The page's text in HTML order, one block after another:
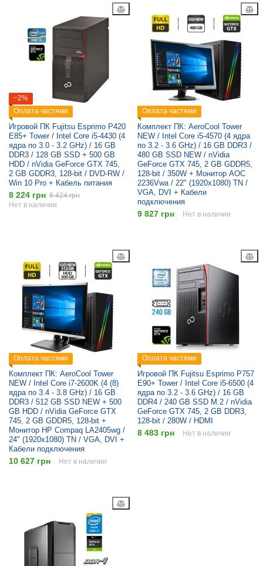
−2%
Оплата частями
Игровой ПК Fujitsu Esprimo P420
E85+ Tower / Intel Core i5-4430 (4
ядра по 3.0 - 3.2 GHz) / 16 GB
DDR3 / 128 GB SSD + 500 GB
HDD / nVidia GeForce GTX 745,
2 GB GDDR3, 128-bit / DVD-RW /
Win 10 Pro + Кабель питания
8 224 грн 8 424 грн
Нет в наличии
Оплата частями
Комплект ПК: AeroCool Tower
NEW / Intel Core i5-4570 (4 ядра
по 3.2 - 3.6 GHz) / 16 GB DDR3 /
480 GB SSD NEW / nVidia
GeForce GTX 745, 2 GB GDDR5,
128-bit / 350W + Монитор AOC
2236Vwa / 22" (1920x1080) TN /
VGA, DVI + Кабели
подключения
9 827 грн Нет в наличии
Оплата частями
Комплект ПК: AeroCool Tower
NEW / Intel Core i7-2600K (4 (8)
ядра по 3.4 - 3.8 GHz) / 16 GB
DDR3 / 512 GB SSD NEW + 500
GB HDD / nVidia GeForce GTX
745, 2 GB GDDR5, 128-bit +
Монитор HP Compaq LA2405wg /
24" (1920x1080) TN / VGA, DVI +
Кабели подключения
10 627 грн Нет в наличии
Оплата частями
Игровой ПК Fujitsu Esprimo P757
E90+ Tower / Intel Core i5-6500 (4
ядра по 3.2 - 3.6 GHz) / 16 GB
DDR4 / 240 GB SSD M.2 / nVidia
GeForce GTX 745, 2 GB DDR3,
128-bit / 280W / HDMI
8 483 грн Нет в наличии